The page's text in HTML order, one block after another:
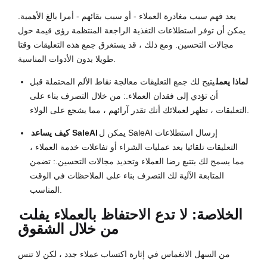
يعد فهم سبب مغادرة العملاء - أو سبب بقائهم - أمرا بالغ الأهمية.
يمكن أن توفر استطلاعات التغذية الراجعة المنتظمة رؤى قيمة حول
مجالات التحسين. ومع ذلك ، قد يستغرق جمع هذه التعليقات وقتا
طويلا بدون الأدوات المناسبة.
لماذا يعمليتيح لك جمع التعليقات معالجة نقاط الألم المحتملة قبل
أن تؤدي إلى فقدان العملاء.: من خلال التصرف بناء على
التعليقات ، تظهر لعملائك أنك تقدر آرائهم ، مما يشجع على الولاء.
كيف يساعد SaleAI يمكن ل SaleAI إرسال استطلاعات
التعليقات تلقائيا بعد عمليات الشراء أو تفاعلات خدمة العملاء ،
مما يسمح لك بتتبع رضا العملاء وتحديد مجالات التحسين.: تضمن
المتابعة الآلية لك التصرف بناء على الملاحظات في الوقت
المناسب.
الخلاصة: لا تدع الاحتفاظ بالعملاء يفلت
من خلال الشقوق
من السهل الانغماس في إثارة اكتساب عملاء جدد ، لكن لا تنس